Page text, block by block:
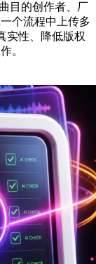
目的创作者、厂
个流程中上传多
实性、降低版权
。